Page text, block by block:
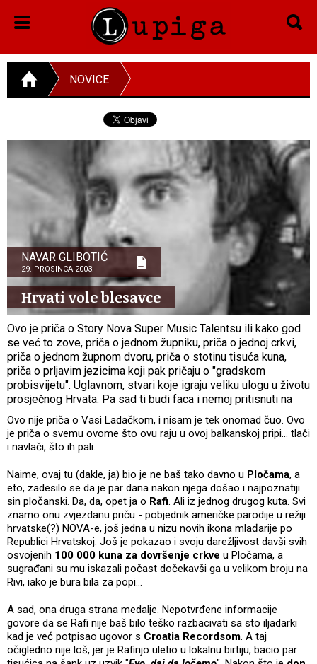
NOVICE
NAVAR GLIBOTIĆ
29. PROSINCA 2003.
Hrvati vole blesavce
Ovo je priča o Story Nova Super Music Talentsu ili kako god
se već to zove, priča o jednom župniku, priča o jednoj crkvi,
priča o jednom župnom dvoru, priča o stotinu tisuća kuna,
priča o prljavim jezicima koji pak pričaju o "gradskom
probisvijetu". Uglavnom, stvari koje igraju veliku ulogu u životu
prosječnog Hrvata. Pa sad ti budi faca i nemoj pritisnuti na
Ovo nije priča o Vasi Ladačkom, i nisam je tek onomad čuo. Ovo
je priča o svemu ovome što ovu raju u ovoj balkanskoj pripi... tlači
i navlači, što ih pali.
Naime, ovaj tu (dakle, ja) bio je ne baš tako davno u Pločama, a
eto, zadesilo se da je par dana nakon njega došao i najpoznatiji
sin pločanski. Da, da, opet ja o Rafi. Ali iz jednog drugog kuta. Svi
znamo onu zvjezdanu priču - pobjednik američke parodije u režiji
hrvatske(?) NOVA-e, još jedna u nizu novih ikona mlađarije po
Republici Hrvatskoj. Još je pokazao i svoju darežljivost davši svih
osvojenih 100 000 kuna za dovršenje crkve u Pločama, a
sugrađani su mu iskazali počast dočekavši ga u velikom broju na
Rivi, iako je bura bila za popi…
A sad, ona druga strana medalje. Nepotvrđene informacije
govore da se Rafi nije baš bilo teško razbacivati sa sto iljadarki
kad je već potpisao ugovor s Croatia Recordsom. A taj
očigledno nije loš, jer je Rafinjo uletio u lokalnu birtiju, bacio par